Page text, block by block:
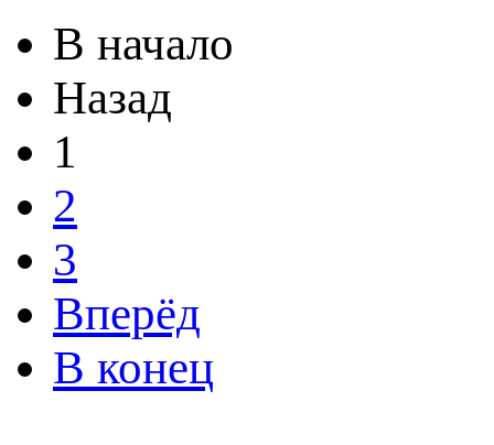
В начало
Назад
1
2
3
Вперёд
В конец